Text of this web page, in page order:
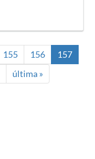
155 156
157
última »